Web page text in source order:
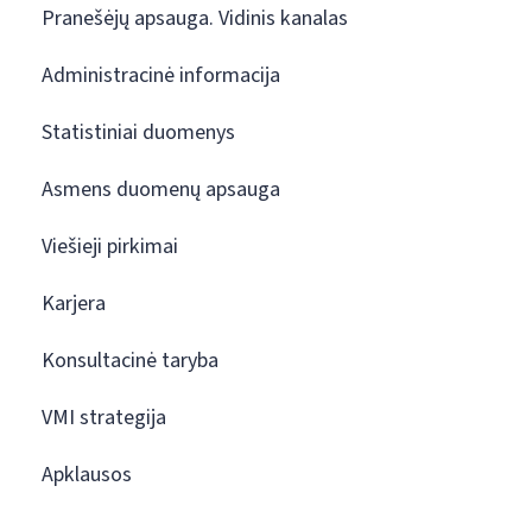
Pranešėjų apsauga. Vidinis kanalas
Administracinė informacija
Statistiniai duomenys
Asmens duomenų apsauga
Viešieji pirkimai
Karjera
Konsultacinė taryba
VMI strategija
Apklausos